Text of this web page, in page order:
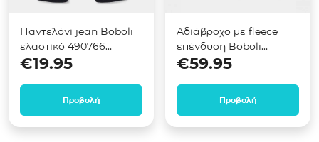
Παντελόνι jean Boboli
ελαστικό 490766
Μαύρο
€19.95
Προβολή
Αδιάβροχο με fleece
επένδυση Boboli
694009 Κοραλί σκούρο
€59.95
Προβολή